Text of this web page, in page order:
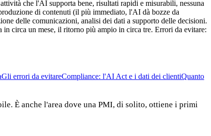
che l'AI supporta bene, risultati rapidi e misurabili, nessuna
di contenuti (il più immediato, l'AI dà bozze da
delle comunicazioni, analisi dei dati a supporto delle decisioni.
circa un mese, il ritorno più ampio in circa tre. Errori da evitare:
Gli errori da evitareCompliance: l'AI Act e i dati dei clientiQuanto
È anche l'area dove una PMI, di solito, ottiene i primi